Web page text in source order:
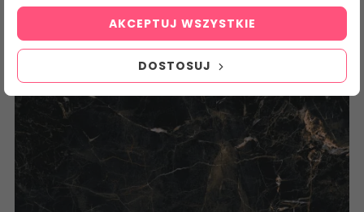
DOSTOSUJ
AKCEPTUJ WSZYSTKIE